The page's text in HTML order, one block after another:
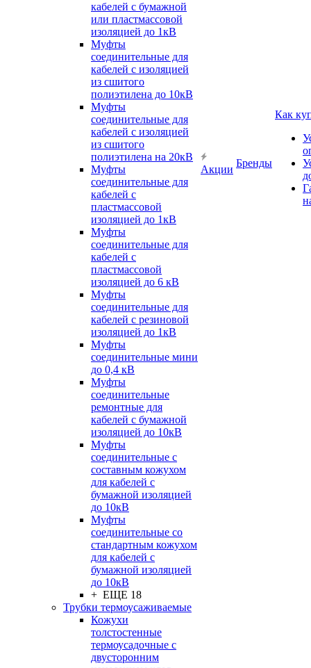
кабелей с бумажной
или пластмассовой
изоляцией до 1кВ
Муфты
соединительные для
кабелей с изоляцией
из сшитого
полиэтилена до 10кВ
Муфты
соединительные для
кабелей с изоляцией
из сшитого
полиэтилена на 20кВ
Муфты
соединительные для
кабелей с
пластмассовой
изоляцией до 1кВ
Муфты
соединительные для
кабелей с
пластмассовой
изоляцией до 6 кВ
Муфты
соединительные для
кабелей с резиновой
изоляцией до 1кВ
Муфты
соединительные мини
до 0,4 кВ
Муфты
соединительные
ремонтные для
кабелей с бумажной
изоляцией до 10кВ
Муфты
соединительные с
составным кожухом
для кабелей с
бумажной изоляцией
до 10кВ
Муфты
соединительные со
стандартным кожухом
для кабелей с
бумажной изоляцией
до 10кВ
+ ЕЩЕ 18
Трубки термоусаживаемые
Кожухи
толстостенные
термоусадочные с
двусторонним
Акции
Бренды
Как